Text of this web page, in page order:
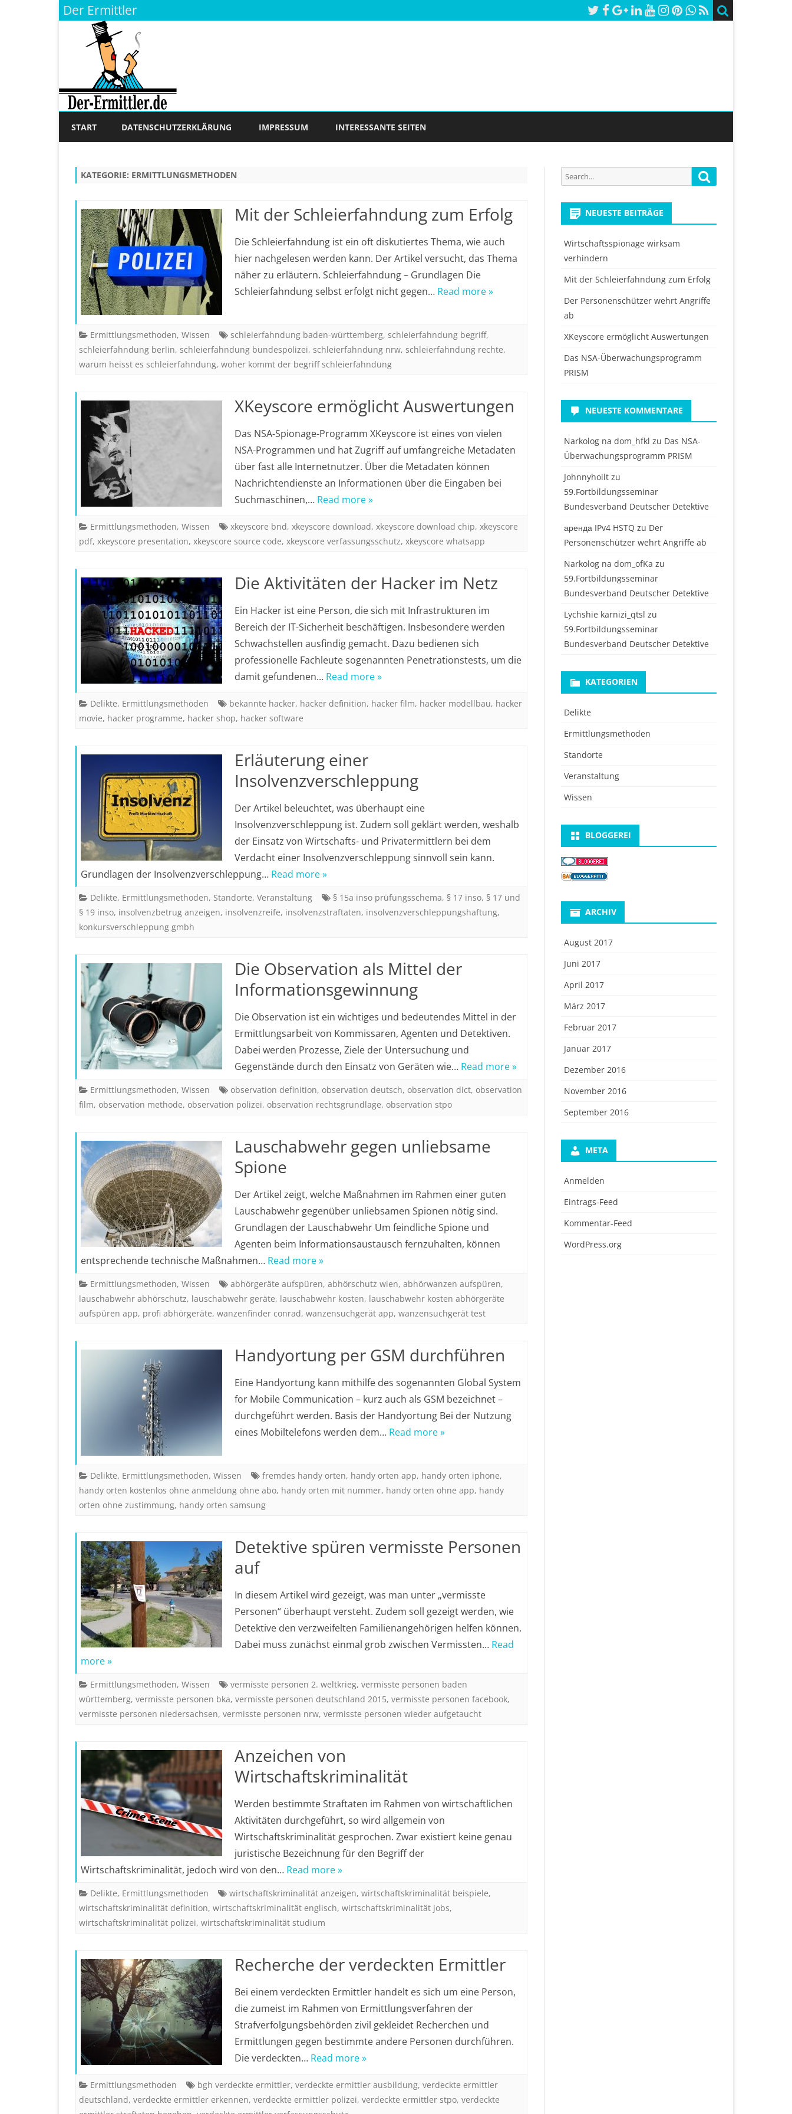
Der Ermittler
to
START DATENSCHUTZERKLÄRUNG IMPRESSUM INTERESSANTE SEITEN
KATEGORIE: ERMITTLUNGSMETHODEN
Mit der Schleierfahndung zum Erfolg
Die Schleierfahndung ist ein oft diskutiertes Thema, wie auch
hier nachgelesen werden kann. Der Artikel versucht, das Thema
näher zu erläutern. Schleierfahndung – Grundlagen Die
Schleierfahndung selbst erfolgt nicht gegen… Read more »
Ermittlungsmethoden, Wissen schleierfahndung baden-württemberg, schleierfahndung begriff,
schleierfahndung berlin, schleierfahndung bundespolizei, schleierfahndung nrw, schleierfahndung rechte,
warum heisst es schleierfahndung, woher kommt der begriff schleierfahndung
XKeyscore ermöglicht Auswertungen
Das NSA-Spionage-Programm XKeyscore ist eines von vielen
NSA-Programmen und hat Zugriff auf umfangreiche Metadaten
über fast alle Internetnutzer. Über die Metadaten können
Nachrichtendienste an Informationen über die Eingaben bei
Suchmaschinen,… Read more »
Ermittlungsmethoden, Wissen xkeyscore bnd, xkeyscore download, xkeyscore download chip, xkeyscore
pdf, xkeyscore presentation, xkeyscore source code, xkeyscore verfassungsschutz, xkeyscore whatsapp
Die Aktivitäten der Hacker im Netz
Ein Hacker ist eine Person, die sich mit Infrastrukturen im
Bereich der IT-Sicherheit beschäftigen. Insbesondere werden
Schwachstellen ausfindig gemacht. Dazu bedienen sich
professionelle Fachleute sogenannten Penetrationstests, um die
damit gefundenen… Read more »
Delikte, Ermittlungsmethoden bekannte hacker, hacker definition, hacker film, hacker modellbau, hacker
movie, hacker programme, hacker shop, hacker software
Erläuterung einer
Insolvenzverschleppung
Der Artikel beleuchtet, was überhaupt eine
Insolvenzverschleppung ist. Zudem soll geklärt werden, weshalb
der Einsatz von Wirtschafts- und Privatermittlern bei dem
Verdacht einer Insolvenzverschleppung sinnvoll sein kann.
Grundlagen der Insolvenzverschleppung… Read more »
Delikte, Ermittlungsmethoden, Standorte, Veranstaltung § 15a inso prüfungsschema, § 17 inso, § 17 und
§ 19 inso, insolvenzbetrug anzeigen, insolvenzreife, insolvenzstraftaten, insolvenzverschleppungshaftung,
konkursverschleppung gmbh
Die Observation als Mittel der
Informationsgewinnung
Die Observation ist ein wichtiges und bedeutendes Mittel in der
Ermittlungsarbeit von Kommissaren, Agenten und Detektiven.
Dabei werden Prozesse, Ziele der Untersuchung und
Gegenstände durch den Einsatz von Geräten wie… Read more »
Ermittlungsmethoden, Wissen observation definition, observation deutsch, observation dict, observation
film, observation methode, observation polizei, observation rechtsgrundlage, observation stpo
Lauschabwehr gegen unliebsame
Spione
Der Artikel zeigt, welche Maßnahmen im Rahmen einer guten
Lauschabwehr gegenüber unliebsamen Spionen nötig sind.
Grundlagen der Lauschabwehr Um feindliche Spione und
Agenten beim Informationsaustausch fernzuhalten, können
entsprechende technische Maßnahmen… Read more »
Ermittlungsmethoden, Wissen abhörgeräte aufspüren, abhörschutz wien, abhörwanzen aufspüren,
lauschabwehr abhörschutz, lauschabwehr geräte, lauschabwehr kosten, lauschabwehr kosten abhörgeräte
aufspüren app, profi abhörgeräte, wanzenfinder conrad, wanzensuchgerät app, wanzensuchgerät test
Handyortung per GSM durchführen
Eine Handyortung kann mithilfe des sogenannten Global System
for Mobile Communication – kurz auch als GSM bezeichnet –
durchgeführt werden. Basis der Handyortung Bei der Nutzung
eines Mobiltelefons werden dem… Read more »
Delikte, Ermittlungsmethoden, Wissen fremdes handy orten, handy orten app, handy orten iphone,
handy orten kostenlos ohne anmeldung ohne abo, handy orten mit nummer, handy orten ohne app, handy
orten ohne zustimmung, handy orten samsung
Detektive spüren vermisste Personen
auf
In diesem Artikel wird gezeigt, was man unter „vermisste
Personen“ überhaupt versteht. Zudem soll gezeigt werden, wie
Detektive den verzweifelten Familienangehörigen helfen können.
Dabei muss zunächst einmal grob zwischen Vermissten… Read
more »
Ermittlungsmethoden, Wissen vermisste personen 2. weltkrieg, vermisste personen baden
württemberg, vermisste personen bka, vermisste personen deutschland 2015, vermisste personen facebook,
vermisste personen niedersachsen, vermisste personen nrw, vermisste personen wieder aufgetaucht
Anzeichen von
Wirtschaftskriminalität
Werden bestimmte Straftaten im Rahmen von wirtschaftlichen
Aktivitäten durchgeführt, so wird allgemein von
Wirtschaftskriminalität gesprochen. Zwar existiert keine genau
juristische Bezeichnung für den Begriff der
Wirtschaftskriminalität, jedoch wird von den… Read more »
Delikte, Ermittlungsmethoden wirtschaftskriminalität anzeigen, wirtschaftskriminalität beispiele,
wirtschaftskriminalität definition, wirtschaftskriminalität englisch, wirtschaftskriminalität jobs,
wirtschaftskriminalität polizei, wirtschaftskriminalität studium
Recherche der verdeckten Ermittler
Bei einem verdeckten Ermittler handelt es sich um eine Person,
die zumeist im Rahmen von Ermittlungsverfahren der
Strafverfolgungsbehörden zivil gekleidet Recherchen und
Ermittlungen gegen bestimmte andere Personen durchführen.
Die verdeckten… Read more »
Ermittlungsmethoden bgh verdeckte ermittler, verdeckte ermittler ausbildung, verdeckte ermittler
deutschland, verdeckte ermittler erkennen, verdeckte ermittler polizei, verdeckte ermittler stpo, verdeckte
Search
for:
NEUESTE BEITRÄGE
Wirtschaftsspionage wirksam
verhindern
Mit der Schleierfahndung zum Erfolg
Der Personenschützer wehrt Angriffe
ab
XKeyscore ermöglicht Auswertungen
Das NSA-Überwachungsprogramm
PRISM
NEUESTE KOMMENTARE
Narkolog na dom_hfkl zu Das NSA-
Überwachungsprogramm PRISM
Johnnyhoiltzu
59.Fortbildungsseminar
Bundesverband Deutscher Detektive
аренда IPv4 HSTQ zu Der
Personenschützer wehrt Angriffe ab
Narkolog na dom_ofKa zu
59.Fortbildungsseminar
Bundesverband Deutscher Detektive
Lychshie karnizi_qtsl zu
59.Fortbildungsseminar
Bundesverband Deutscher Detektive
KATEGORIEN
Delikte
Ermittlungsmethoden
Standorte
Veranstaltung
Wissen
BLOGGEREI
ARCHIV
August 2017
Juni 2017
April 2017
März 2017
Februar 2017
Januar 2017
Dezember 2016
November 2016
September 2016
META
Anmelden
Eintrags-Feed
Kommentar-Feed
WordPress.org